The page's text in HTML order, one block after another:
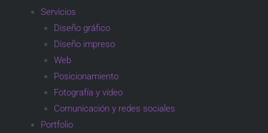
Servicios
Diseño gráfico
Diseño impreso
Web
Posicionamiento
Fotografía y vídeo
Comunicación y redes sociales
Portfolio